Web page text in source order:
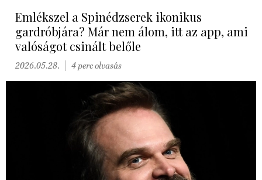
Emlékszel a Spinédzserek ikonikus
gardróbjára? Már nem álom, itt az app, ami
valóságot csinált belőle
2026.05.28. 4 perc olvasás